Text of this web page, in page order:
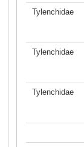
Tylenchidae
Tylenchidae
Tylenchidae